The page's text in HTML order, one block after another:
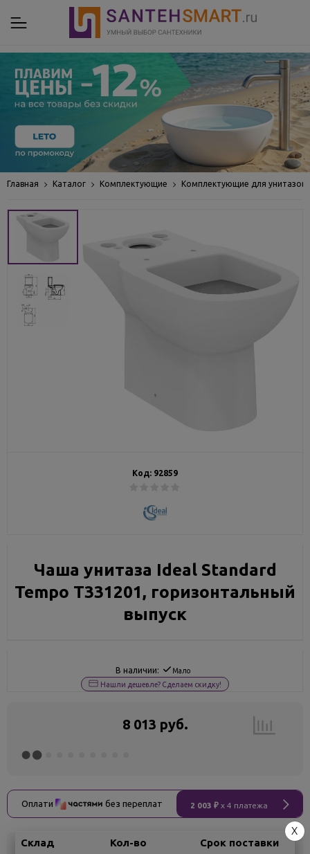
Главная Каталог Комплектующие Комплектующие для унитазов,
Код: 92859
Чаша унитаза Ideal Standard
Tempo T331201, горизонтальный
выпуск
В наличии: Мало
Нашли дешевле? Сделаем скидку!
8 013 руб.
Оплати без переплат 2 003 ₽ x 4 платежа
Склад Кол-во Срок поставки
X